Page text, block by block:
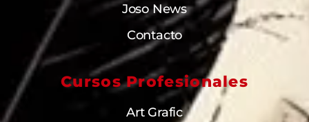
Joso News
Contacto
Cursos Profesionales
Art Grafic